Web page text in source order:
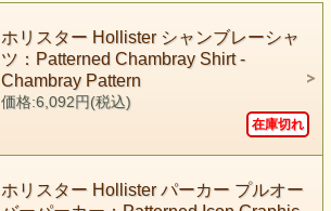
ホリスター Hollister シャンブレーシャ
ツ：Patterned Chambray Shirt -
Chambray Pattern
価格:6,092円(税込)
在庫切れ
ホリスター Hollister パーカー プルオー